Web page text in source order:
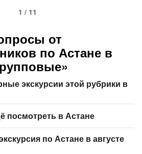
1 / 11
от
по Астане в
экскурсии этой рубрики в
посмотреть в Астане
по Астане в августе